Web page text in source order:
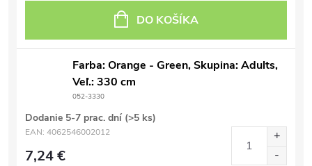
DO KOŠÍKA
Farba: Orange - Green, Skupina: Adults,
Veľ.: 330 cm
052-3330
Dodanie 5-7 prac. dní (>5 ks)
EAN: 4062546002012
7,24 €